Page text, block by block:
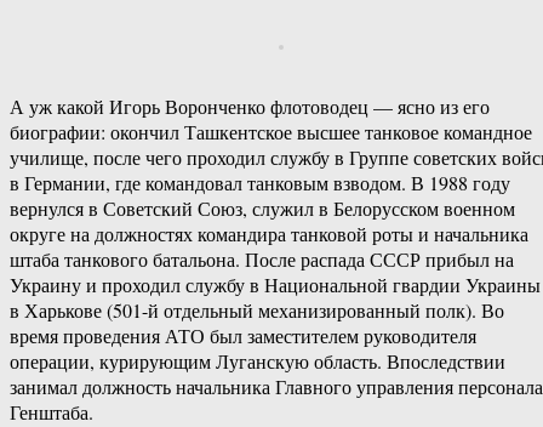
А уж какой Игорь Воронченко флотоводец — ясно из его
биографии: окончил Ташкентское высшее танковое командное
училище, после чего проходил службу в Группе советских
в Германии, где командовал танковым взводом. В 1988 году
вернулся в Советский Союз, служил в Белорусском военном
округе на должностях командира танковой роты и начальника
штаба танкового батальона. После распада СССР прибыл на
Украину и проходил службу в Национальной гвардии Украины
в Харькове (501-й отдельный механизированный полк). Во
время проведения АТО был заместителем руководителя
операции, курирующим Луганскую область. Впоследствии
занимал должность начальника Главного управления персонала
Генштаба.